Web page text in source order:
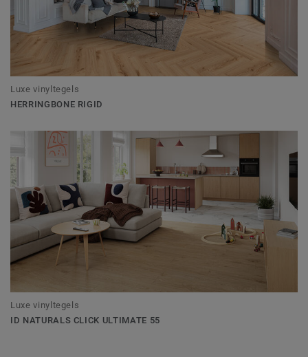
Luxe vinyltegels
HERRINGBONE RIGID
Luxe vinyltegels
ID NATURALS CLICK ULTIMATE 55